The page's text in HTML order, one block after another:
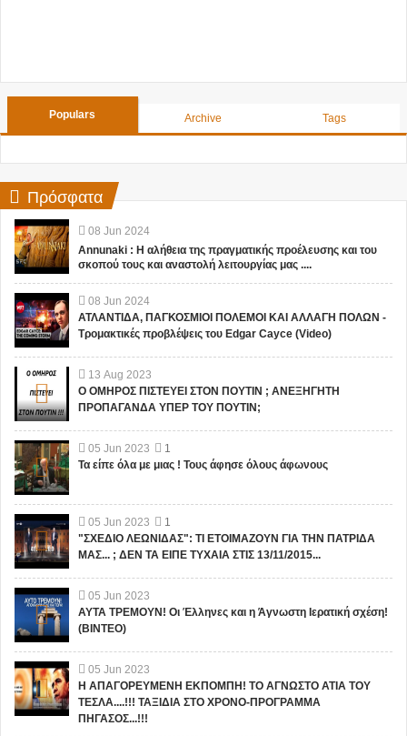
Populars Archive Tags
Πρόσφατα
08 Jun 2024
Annunaki : Η αλήθεια της πραγματικής προέλευσης και του
σκοπού τους και αναστολή λειτουργίας μας ....
08 Jun 2024
ΑΤΛΑΝΤΙΔΑ, ΠΑΓΚΟΣΜΙΟΙ ΠΟΛΕΜΟΙ ΚΑΙ ΑΛΛΑΓΗ ΠΟΛΩΝ -
Τρομακτικές προβλέψεις του Edgar Cayce (Video)
13 Aug 2023
Ο ΟΜΗΡΟΣ ΠΙΣΤΕΥΕΙ ΣΤΟΝ ΠΟΥΤΙΝ ; ΑΝΕΞΗΓΗΤΗ
ΠΡΟΠΑΓΑΝΔΑ ΥΠΕΡ ΤΟΥ ΠΟΥΤΙΝ;
05 Jun 2023
1
Τα είπε όλα με μιας ! Τους άφησε όλους άφωνους
05 Jun 2023
1
"ΣΧΕΔΙΟ ΛΕΩΝΙΔΑΣ": ΤΙ ΕΤΟΙΜΑΖΟΥΝ ΓΙΑ ΤΗΝ ΠΑΤΡΙΔΑ
ΜΑΣ... ; ΔΕΝ ΤΑ ΕΙΠΕ ΤΥΧΑΙΑ ΣΤΙΣ 13/11/2015...
05 Jun 2023
ΑΥΤΑ ΤΡΕΜΟΥΝ! Οι Έλληνες και η Άγνωστη Ιερατική σχέση!
(ΒΙΝΤΕΟ)
05 Jun 2023
Η ΑΠΑΓΟΡΕΥΜΕΝΗ ΕΚΠΟΜΠΗ! ΤΟ ΑΓΝΩΣΤΟ ΑΤΙΑ ΤΟΥ
ΤΕΣΛΑ....!!! ΤΑΞΙΔΙΑ ΣΤΟ ΧΡΟΝΟ-ΠΡΟΓΡΑΜΜΑ
ΠΗΓΑΣΟΣ...!!!